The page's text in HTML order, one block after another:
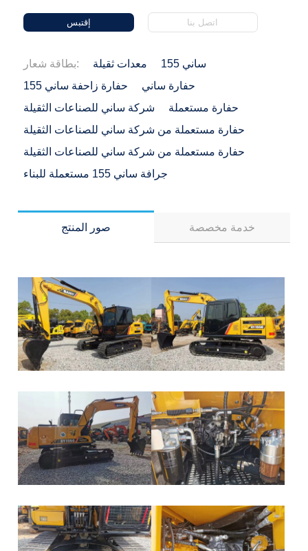
إقتبس اتصل بنا
بطاقة شعار: معدات ثقيلة
ساني 155
حفارة زاحفة ساني 155
حفارة ساني
شركة ساني للصناعات الثقيلة
حفارة مستعملة
حفارة مستعملة من شركة ساني للصناعات الثقيلة
حفارة مستعملة من شركة ساني للصناعات الثقيلة
جرافة ساني 155 مستعملة للبناء
صور المنتج خدمة مخصصة